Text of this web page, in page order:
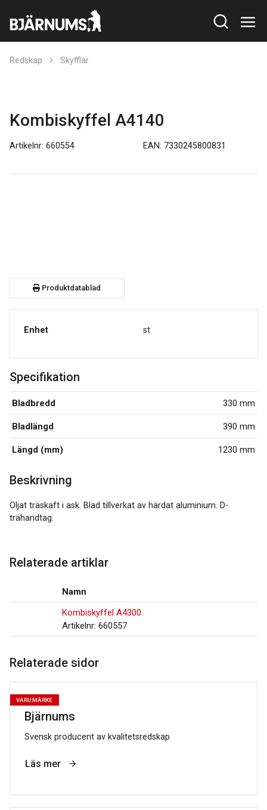
Redskap Skyfflar
Kombiskyffel A4140
Artikelnr: 660554 EAN: 7330245800831
Produktdatablad
Enhet st
Specifikation
Bladbredd 330 mm
Bladlängd 390 mm
Längd (mm) 1230 mm
Beskrivning
Oljat träskaft i ask. Blad tillverkat av härdat aluminium. D-
trähandtag.
Relaterade artiklar
Namn
Kombiskyffel A4300
Artikelnr: 660557
Relaterade sidor
VARUMÄRKE
Bjärnums
Svensk producent av kvalitetsredskap
Läs mer